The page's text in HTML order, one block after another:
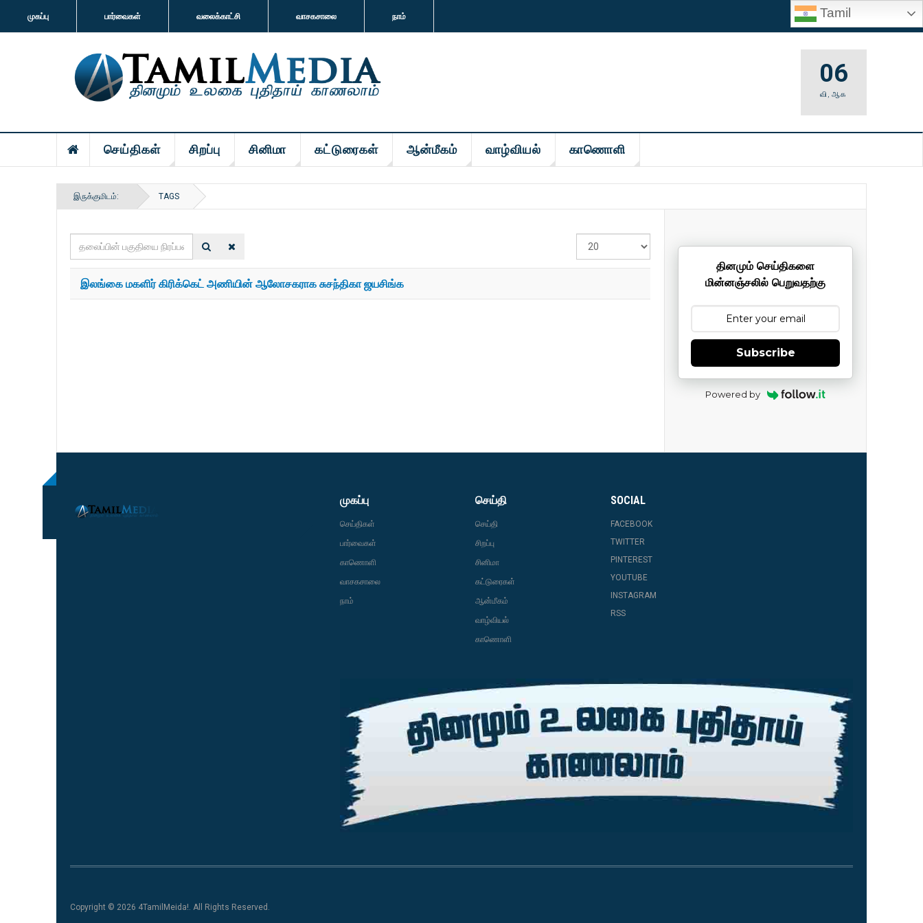
முகப்பு பார்வைகள் வலைக்காட்சி வாசகசாலை நாம் Tamil
06
வி,ஆக
செய்திகள் சிறப்பு சினிமா கட்டுரைகள் ஆன்மீகம் வாழ்வியல் காணொளி
இருக்குமிடம்: TAGS
தலைப்பின்
பகுதியை
காட்டுக
இலங்கை மகளிர் கிரிக்கெட் அணியின் ஆலோசகராக சுசந்திகா ஜயசிங்க
தினமும் செய்திகளை
மின்னஞ்சலில் பெறுவதற்கு
Subscribe
Powered by
முகப்பு
செய்திகள்
பார்வைகள்
காணொளி
வாசகசாலை
நாம்
செய்தி
செய்தி
சிறப்பு
சினிமா
கட்டுரைகள்
ஆன்மீகம்
வாழ்வியல்
காணொளி
SOCIAL
FACEBOOK
TWITTER
PINTEREST
YOUTUBE
INSTAGRAM
RSS
Copyright © 2026 4TamilMeida!. All Rights Reserved.